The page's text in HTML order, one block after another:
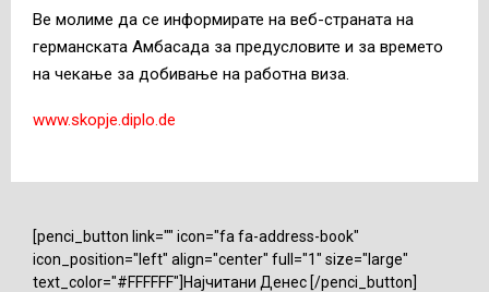
Ве молиме да се информирате на веб-страната на
германската Амбасада за предусловите и за времето
на чекање за добивање на работна виза.
www.skopje.diplo.de
[penci_button link="" icon="fa fa-address-book"
icon_position="left" align="center" full="1" size="large"
text_color="#FFFFFF"]Најчитани Денес [/penci_button]